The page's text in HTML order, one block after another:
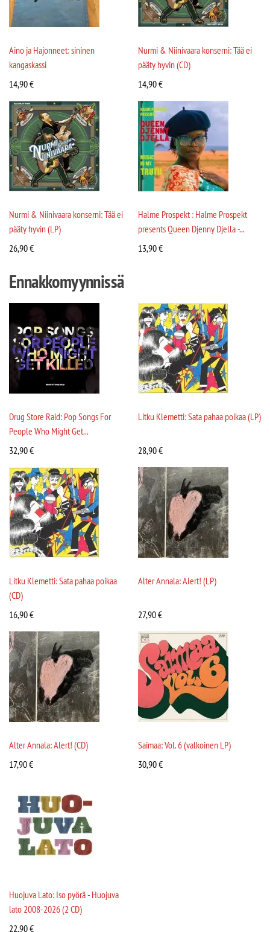
Aino ja Hajonneet: sininen
kangaskassi
14,90€
Nurmi & Niinivaara konserni: Tää ei
pääty hyvin (CD)
14,90€
Nurmi & Niinivaara konserni: Tää ei
pääty hyvin (LP)
26,90€
Halme Prospekt : Halme Prospekt
presents Queen Djenny Djella -...
13,90€
Ennakkomyynnissä
Drug Store Raid: Pop Songs For
People Who Might Get...
32,90€
Litku Klemetti: Sata pahaa poikaa (LP)
28,90€
Litku Klemetti: Sata pahaa poikaa
(CD)
16,90€
Alter Annala: Alert! (LP)
27,90€
Alter Annala: Alert! (CD)
17,90€
Saimaa: Vol. 6 (valkoinen LP)
30,90€
Huojuva Lato: Iso pyörä - Huojuva
lato 2008-2026 (2 CD)
22,90€